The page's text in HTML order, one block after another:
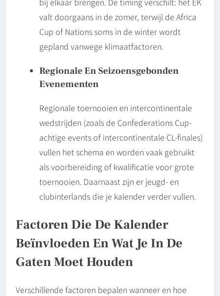
valt doorgaans in de zomer, terwijl de Africa
Cup of Nations soms in de winter wordt
gepland vanwege klimaatfactoren.
Regionale En Seizoensgebonden
Evenementen
Regionale toernooien en intercontinentale
wedstrijden (zoals de Confederations Cup-
achtige events of intercontinentale CL-finales)
vullen het schema en worden vaak gebruikt
als voorbereiding of kwalificatie voor grote
toernooien. Daarnaast zijn er jeugd- en
clubinterlands die je kalender verder vullen.
Factoren Die De Kalender
Beïnvloeden En Wat Je In De
Gaten Moet Houden
Verschillende factoren bepalen wanneer en hoe